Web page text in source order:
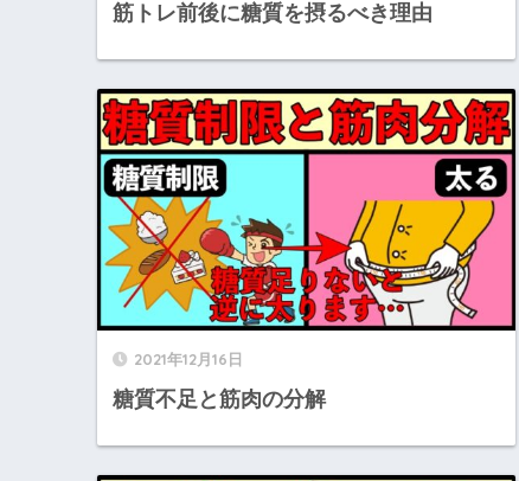
筋トレ前後に糖質を摂るべき理由
2021年12月16日
糖質不足と筋肉の分解